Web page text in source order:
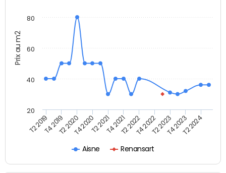
Prix au m2
Aisne Renansart
T2 2019T4 2019T2 2020T4 2020T2 2021T4 2021T2 2022T4 2022T2 2023T4 2023T2 2024
20
40
60
80